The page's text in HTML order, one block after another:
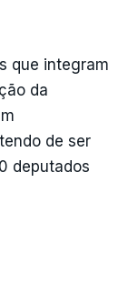
que integram
da
de ser
deputados